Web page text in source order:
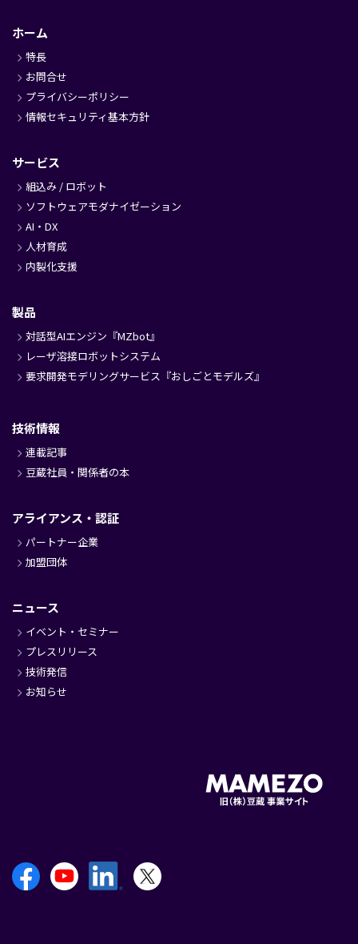
ッ
タ
ー
ホーム
特長
お問合せ
プライバシーポリシー
情報セキュリティ基本方針
サービス
組込み / ロボット
ソフトウェアモダナイゼーション
AI・DX
人材育成
内製化支援
製品
対話型AIエンジン『MZbot』
レーザ溶接ロボットシステム
要求開発モデリングサービス『おしごとモデルズ』
技術情報
連載記事
豆蔵社員・関係者の本
アライアンス・認証
パートナー企業
加盟団体
ニュース
イベント・セミナー
プレスリリース
技術発信
お知らせ